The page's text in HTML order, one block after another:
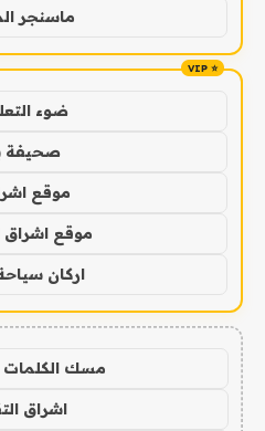
ماسنجر
ضوء
صحيفة
موقع
موقع اشراق
اركان
مسك
اشراق